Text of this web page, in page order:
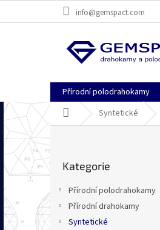
info@gemspact.com
Přírodní polodrahokamy
Domů Syntetické
s
t
a
n
n
kategorie
Kategorie
Přírodní polodrahokamy
Přírodní drahokamy
Syntetické